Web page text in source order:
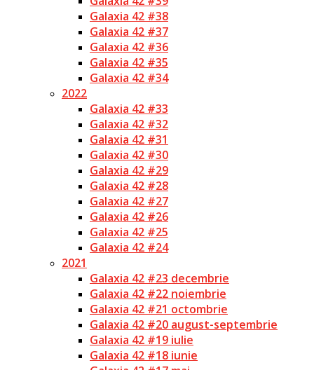
Galaxia 42 #38
Galaxia 42 #37
Galaxia 42 #36
Galaxia 42 #35
Galaxia 42 #34
2022
Galaxia 42 #33
Galaxia 42 #32
Galaxia 42 #31
Galaxia 42 #30
Galaxia 42 #29
Galaxia 42 #28
Galaxia 42 #27
Galaxia 42 #26
Galaxia 42 #25
Galaxia 42 #24
2021
Galaxia 42 #23 decembrie
Galaxia 42 #22 noiembrie
Galaxia 42 #21 octombrie
Galaxia 42 #20 august-septembrie
Galaxia 42 #19 iulie
Galaxia 42 #18 iunie